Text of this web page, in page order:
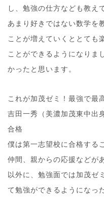
し、勉強の仕方なども教え
あまり好きではない数学を
ことが増えていくととても
ことができるようになりま
かったと思います。
これが加茂ゼミ！最強で
吉田一秀（美濃加茂東中出
合格
僕は第一志望校に合格する
仲間、親からの応援などが
以外に、勉強面では加茂ゼ
て勉強ができるようになっ